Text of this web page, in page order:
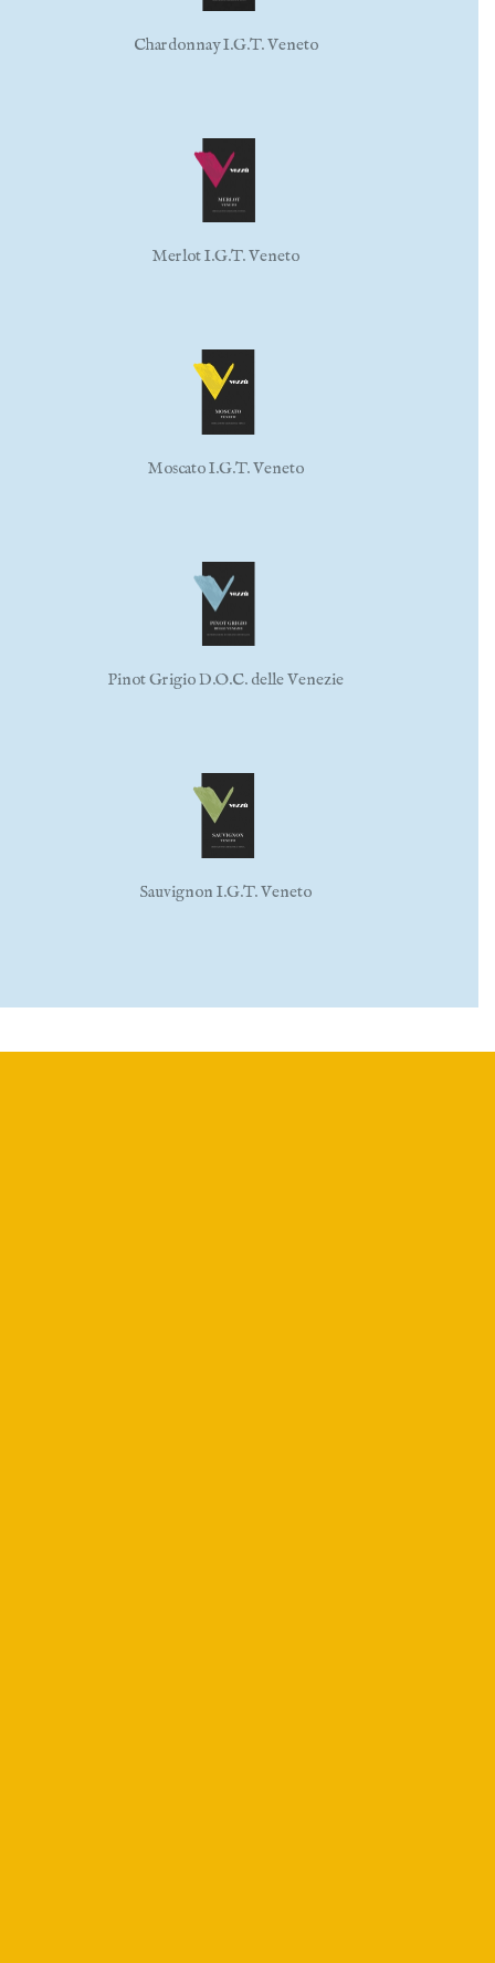
Chardonnay I.G.T. Veneto
Merlot I.G.T. Veneto
Moscato I.G.T. Veneto
Pinot Grigio D.O.C. delle Venezie
Sauvignon I.G.T. Veneto